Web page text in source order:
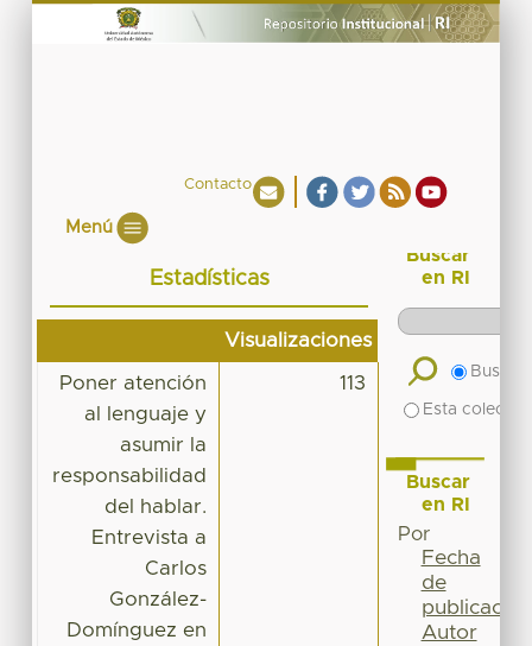
Contacto
Menú
Estadísticas
Visualizaciones
Poner atención
al lenguaje y
asumir la
responsabilidad
del hablar.
Entrevista a
Carlos
González-
Domínguez en
113
Buscar
en RI
Buscar
Esta
Buscar
en RI
Por
Fecha
de
publicación
Autor